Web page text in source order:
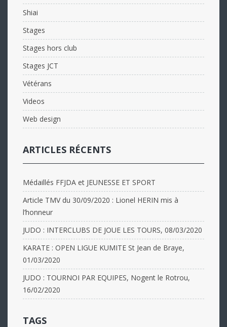
Shiai
Stages
Stages hors club
Stages JCT
Vétérans
Videos
Web design
ARTICLES RÉCENTS
Médaillés FFJDA et JEUNESSE ET SPORT
Article TMV du 30/09/2020 : Lionel HERIN mis à
l’honneur
JUDO : INTERCLUBS DE JOUE LES TOURS, 08/03/2020
KARATE : OPEN LIGUE KUMITE St Jean de Braye,
01/03/2020
JUDO : TOURNOI PAR EQUIPES, Nogent le Rotrou,
16/02/2020
TAGS